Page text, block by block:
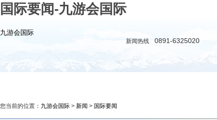
国际要闻-九游会国际
九游会国际
新闻热线 0891-6325020
您当前的位置： 九游会国际 > 新闻 > 国际要闻